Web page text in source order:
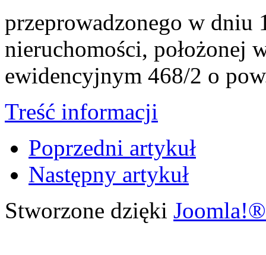
przeprowadzonego w dniu
nieruchomości, położonej
ewidencyjnym 468/2 o
Treść informacji
Poprzedni artykuł
Następny artykuł
Stworzone dzięki Joomla!®